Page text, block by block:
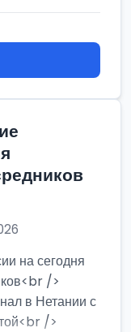
на сегодня
/>
в Нетании с
/>